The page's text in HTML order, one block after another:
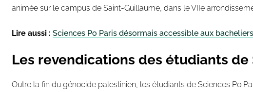
animée sur le campus de Saint-Guillaume, dans le VIIe
Lire aussi : Sciences Po Paris désormais accessible aux
Les revendications des étudiants de
Outre la fin du génocide palestinien, les étudiants de Sciences Po